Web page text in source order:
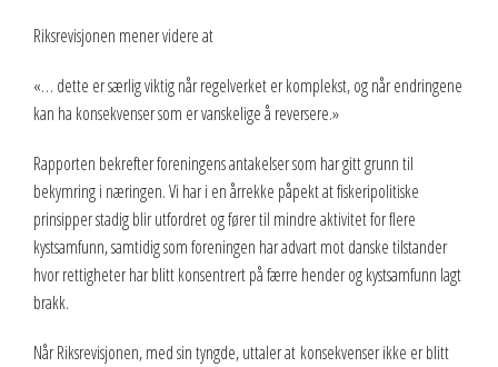
Riksrevisjonen mener videre at
«… dette er særlig viktig når regelverket er komplekst, og når endringene
kan ha konsekvenser som er vanskelige å reversere.»
Rapporten bekrefter foreningens antakelser som har gitt grunn til
bekymring i næringen. Vi har i en årrekke påpekt at fiskeripolitiske
prinsipper stadig blir utfordret og fører til mindre aktivitet for flere
kystsamfunn, samtidig som foreningen har advart mot danske tilstander
hvor rettigheter har blitt konsentrert på færre hender og kystsamfunn lagt
brakk.
Når Riksrevisjonen, med sin tyngde, uttaler at konsekvenser ikke er blitt